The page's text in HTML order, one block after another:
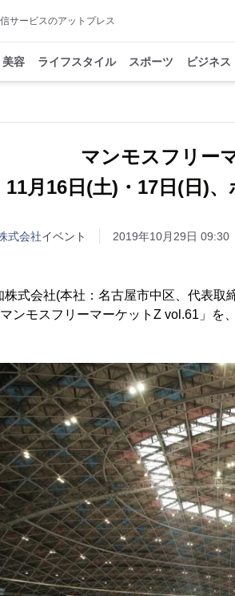
サービスのアットプレス
美容 ライフスタイル スポーツ ビジネス
マンモスフリー
11月16日(土)・17日(日)
式会社イベント 2019年10月29日 09:30
株式会社(本社：名古屋市中区、代表
ンモスフリーマーケットZ vol.61」を